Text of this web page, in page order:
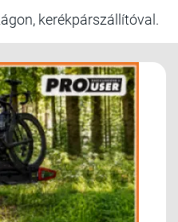
kerékpárszállítóval.